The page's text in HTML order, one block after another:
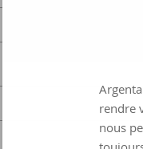
rendre
nous